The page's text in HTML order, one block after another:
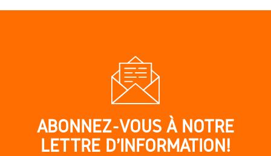
ABONNEZ-VOUS À NOTRE
LETTRE D'INFORMATION!